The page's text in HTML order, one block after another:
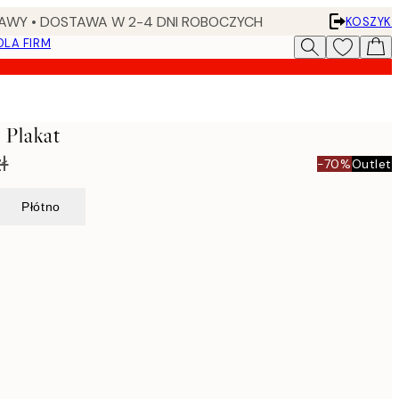
• DOSTAWA W 2-4 DNI ROBOCZYCH
KOSZYK
FIRM
Plakat
-70%Outlet
Płótno